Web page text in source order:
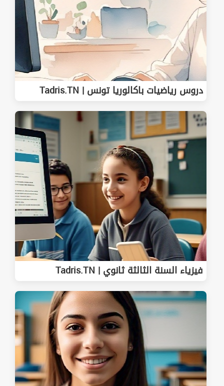
دروس رياضيات باكالوريا تونس | Tadris.TN
فيزياء السنة الثالثة ثانوي | Tadris.TN